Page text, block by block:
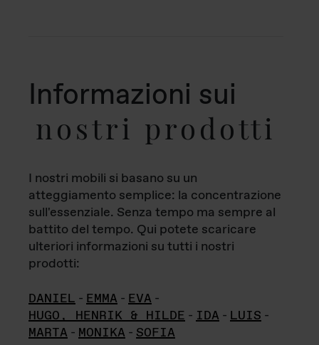
Informazioni sui
nostri prodotti
I nostri mobili si basano su un
atteggiamento semplice: la concentrazione
sull'essenziale. Senza tempo ma sempre al
battito del tempo. Qui potete scaricare
ulteriori informazioni su tutti i nostri
prodotti:
DANIEL - EMMA - EVA -
HUGO, HENRIK & HILDE - IDA - LUIS -
MARTA - MONIKA - SOFIA